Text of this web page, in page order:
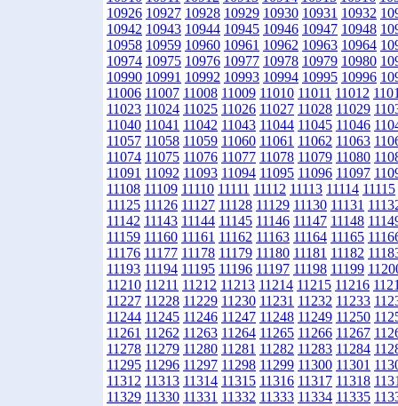
10926 10927 10928 10929 10930 10931 10932
10942 10943 10944 10945 10946 10947 10948
10958 10959 10960 10961 10962 10963 10964
10974 10975 10976 10977 10978 10979 10980
10990 10991 10992 10993 10994 10995 10996
11006 11007 11008 11009 11010 11011 11012
11023 11024 11025 11026 11027 11028 11029
11040 11041 11042 11043 11044 11045 11046
11057 11058 11059 11060 11061 11062 11063
11074 11075 11076 11077 11078 11079 11080
11091 11092 11093 11094 11095 11096 11097
11108 11109 11110 11111 11112 11113 11114 11115
11125 11126 11127 11128 11129 11130 11131
11142 11143 11144 11145 11146 11147 11148
11159 11160 11161 11162 11163 11164 11165
11176 11177 11178 11179 11180 11181 11182
11193 11194 11195 11196 11197 11198 11199
11210 11211 11212 11213 11214 11215 11216
11227 11228 11229 11230 11231 11232 11233
11244 11245 11246 11247 11248 11249 11250
11261 11262 11263 11264 11265 11266 11267
11278 11279 11280 11281 11282 11283 11284
11295 11296 11297 11298 11299 11300 11301
11312 11313 11314 11315 11316 11317 11318
11329 11330 11331 11332 11333 11334 11335